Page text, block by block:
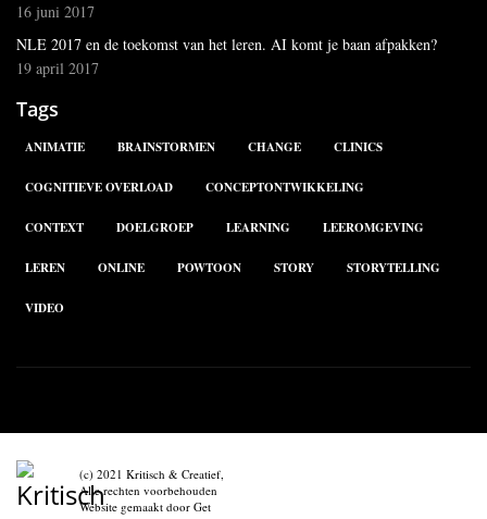
16 juni 2017
NLE 2017 en de toekomst van het leren. AI komt je baan afpakken?
19 april 2017
Tags
ANIMATIE BRAINSTORMEN CHANGE CLINICS
COGNITIEVE OVERLOAD CONCEPTONTWIKKELING
CONTEXT DOELGROEP LEARNING LEEROMGEVING
LEREN ONLINE POWTOON STORY STORYTELLING
VIDEO
(c) 2021 Kritisch & Creatief,
Alle rechten voorbehouden
Website gemaakt door Get